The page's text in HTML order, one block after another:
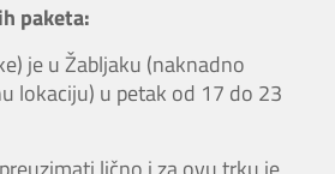
paketa:
je u Žabljaku (naknadno
lokaciju) u petak od 17 do 23